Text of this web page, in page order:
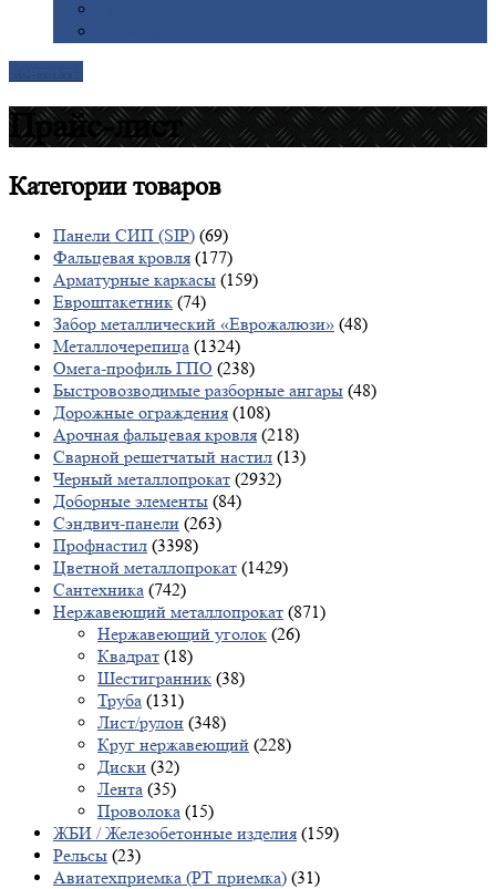
Прайс-лист
Категориитоваров
Панели СИП (SIP) (69)
Фальцевая кровля (177)
Арматурные каркасы (159)
Евроштакетник (74)
Забор металлический «Еврожалюзи» (48)
Металлочерепица (1324)
Омега-профиль ГПО (238)
Быстровозводимые разборные ангары (48)
Дорожные ограждения (108)
Арочная фальцевая кровля (218)
Сварной решетчатый настил (13)
Черный металлопрокат (2932)
Доборные элементы (84)
Сэндвич-панели (263)
Профнастил (3398)
Цветной металлопрокат (1429)
Сантехника (742)
Нержавеющий металлопрокат (871)
Нержавеющий уголок (26)
Квадрат (18)
Шестигранник (38)
Труба (131)
Лист/рулон (348)
Круг нержавеющий (228)
Диски (32)
Лента (35)
Проволока (15)
ЖБИ / Железобетонные изделия (159)
Рельсы (23)
Авиатехприемка (РТ приемка) (31)